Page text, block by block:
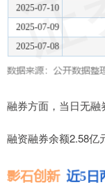
融券方面，当日无融
融资融券余额2.58亿